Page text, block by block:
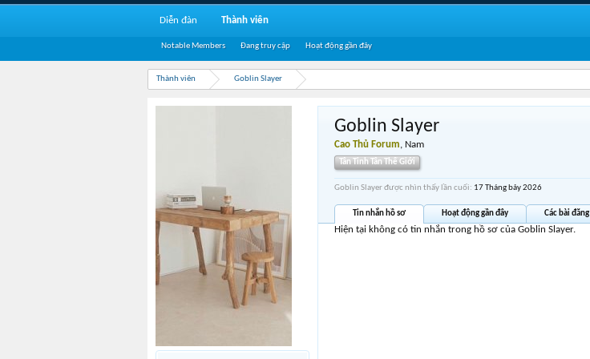
Thành viên Goblin Slayer
Goblin Slayer
Cao Thủ Forum, Nam
Tân Tinh Tân Thế Giới
Goblin Slayer được nhìn thấy lần cuối: 17 Tháng bảy 2026
Tin nhắn hồ sơ Hoạt động gần đây Các bài đăng
Hiện tại không có tin nhắn trong hồ sơ của Goblin Slayer.
Diễn đàn Thành viên
Notable Members Đang truy cập Hoạt động gần đây